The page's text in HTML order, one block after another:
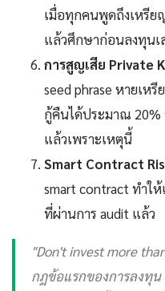
เมื่อทุกคนพูดถึงเหรีย
แล้วศึกษาก่อนลงทุนเ
การสูญเสีย Private
seed phrase หายเห
กู้คืนได้ประมาณ
แล้วเพราะเหตุนี้
Smart Contract
smart contract ทำใ
ที่ผ่านการ audit แล้ว
"Don't invest more
กฎข้อแรกของการลงทุ